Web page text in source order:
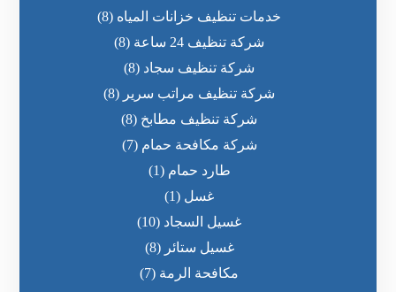
خدمات تنظيف خزانات المياه (8)
شركة تنظيف 24 ساعة
(8)
شركة تنظيف سجاد (8)
شركة تنظيف مراتب سرير (8)
شركة تنظيف مطابخ (8)
شركة مكافحة حمام (7)
طارد حمام (1)
غسل (1)
غسيل السجاد (10)
غسيل ستائر (8)
مكافحة الرمة (7)